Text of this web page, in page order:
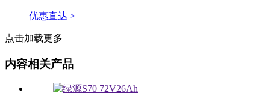
优惠直达 >
点击加载更多
内容相关产品